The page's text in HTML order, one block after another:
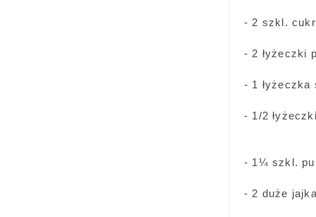
- 2 szkl.
- 2 łyżeczki
- 1 łyżeczka
- 1/2
- 1¼ szkl.
- 2 duże